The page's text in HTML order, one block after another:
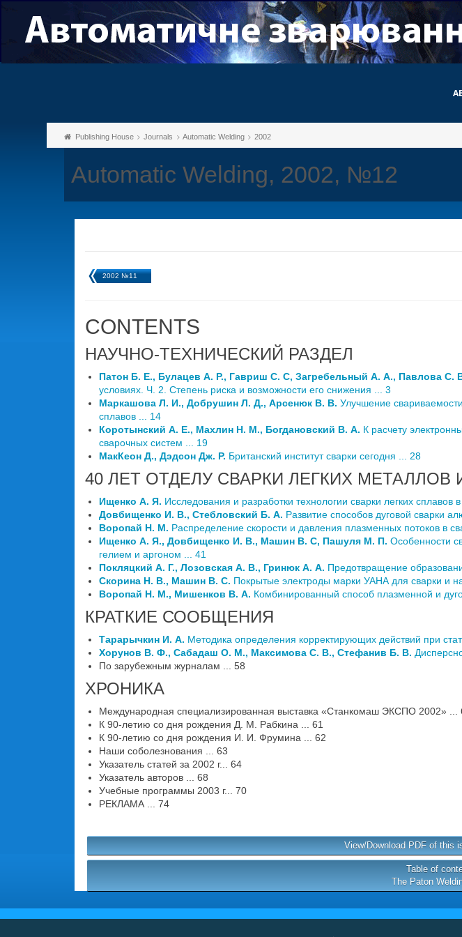
Publishing House Journals Automatic Welding 2002
Automatic Welding, 2002, №12
2002 №11
CONTENTS
НАУЧНО-ТЕХНИЧЕСКИЙ РАЗДЕЛ
Патон Б. Е., Булацев А. Р., Гавриш С. С, Загребельный А. А., Павлова
условиях. Ч. 2. Степень риска и возможности его снижения ... 3
Маркашова Л. И., Добрушин Л. Д., Арсенюк В. В. Улучшение
сплавов ... 14
Коротынский А. Е., Махлин Н. М., Богдановский В. А. К расчету
сварочных систем ... 19
МакКеон Д., Дэдсон Дж. Р. Британский институт сварки сегодня ... 28
40 ЛЕТ ОТДЕЛУ СВАРКИ ЛЕГКИХ
Ищенко А. Я. Исследования и разработки технологии сварки легких
Довбищенко И. В., Стебловский Б. А. Развитие способов дуговой сварки
Воропай Н. М. Распределение скорости и давления плазменных потоков в
Ищенко А. Я., Довбищенко И. В., Машин В. С, Пашуля М. П. Особенности
гелием и аргоном ... 41
Покляцкий А. Г., Лозовская А. В., Гринюк А. А. Предотвращение
Скорина Н. В., Машин В. С. Покрытые электроды марки УАНА для сварки и
Воропай Н. М., Мишенков В. А. Комбинированный способ плазменной и
КРАТКИЕ СООБЩЕНИЯ
Тарарычкин И. А. Методика определения корректирующих действий при
Хорунов В. Ф., Сабадаш О. М., Максимова С. В., Стефанив Б. В.
По зарубежным журналам ... 58
ХРОНИКА
Международная специализированная выставка «Станкомаш ЭКСПО 2002» ...
К 90-летию со дня рождения Д. М. Рабкина ... 61
К 90-летию со дня рождения И. И. Фрумина ... 62
Наши соболезнования ... 63
Указатель статей за 2002 г... 64
Указатель авторов ... 68
Учебные программы 2003 г... 70
РЕКЛАМА ... 74
View/Download PDF of this
Table of
The Paton